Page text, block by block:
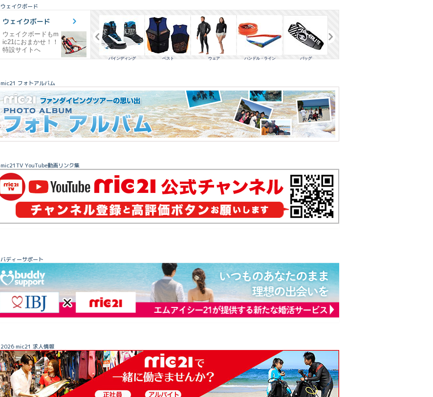
ウェイクボード
ウェイクボード
ウェイクボードもm
ic21におまかせ！！
特設サイトへ
ウェイクボード バインディング ベスト ウェア ハンドル・ライン バッグ アクセサリ ウェイクセット
mic21 フォトアルバム
mic21TV YouTube動画リンク集
バディーサポート
2026 mic21 求人情報